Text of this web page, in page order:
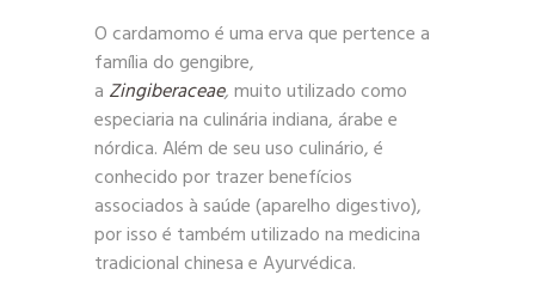
O cardamomo é uma erva que pertence a
família do gengibre,
a Zingiberaceae,muito utilizado como
especiaria na culinária indiana, árabe e
nórdica. Além de seu uso culinário, é
conhecido por trazer benefícios
associados à saúde (aparelho digestivo),
por isso é também utilizado na medicina
tradicional chinesa e Ayurvédica.